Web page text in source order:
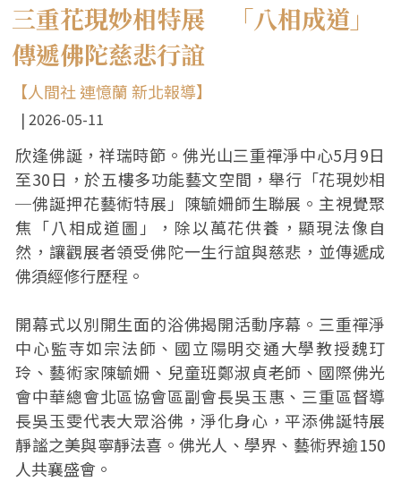
三重花現妙相特展 「八相成道」
傳遞佛陀慈悲行誼
【人間社 連憶蘭 新北報導】
2026-05-11
欣逢佛誕，祥瑞時節。佛光山三重禪淨中心5月9日
至30日，於五樓多功能藝文空間，舉行「花現妙相
─佛誕押花藝術特展」陳毓姍師生聯展。主視覺聚
焦「八相成道圖」，除以萬花供養，顯現法像自
然，讓觀展者領受佛陀一生行誼與慈悲，並傳遞成
佛須經修行歷程。
開幕式以別開生面的浴佛揭開活動序幕。三重禪淨
中心監寺如宗法師、國立陽明交通大學教授魏玎
玲、藝術家陳毓姍、兒童班鄭淑貞老師、國際佛光
會中華總會北區協會區副會長吳玉惠、三重區督導
長吳玉雯代表大眾浴佛，淨化身心，平添佛誕特展
靜謐之美與寧靜法喜。佛光人、學界、藝術界逾150
人共襄盛會。